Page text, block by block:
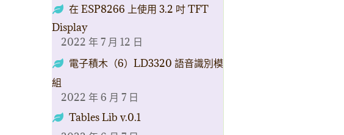
在 ESP8266 上使用 3.2 吋 TFT
Display
2022 年 7 月 12 日
電子積木（6）LD3320 語音識別模
組
2022 年 6 月 7 日
Tables Lib v.0.1